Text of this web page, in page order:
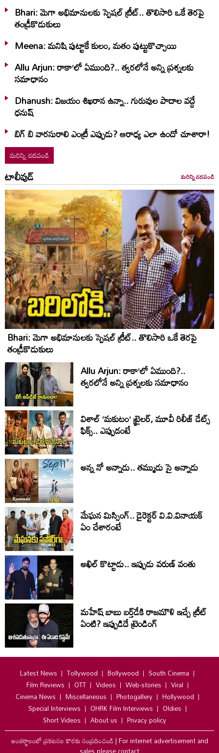
Bhari: మెగా అభిమానులకు స్పెషల్ ట్రీట్.. తొలిసారి ఒకే తెరపై
తండ్రీకొడుకులు
Meena: మనిషి పుట్టాకే కులం, మతం పుట్టుకొచ్చాయి
Allu Arjun: రాకా’లో ఏముంది?.. త్వరలోనే అన్ని ప్రశ్నలకు
సమాధానం
Dhanush: విజయం శిఖరాన ఉన్నా.. గురువుల పాదాల వద్దే
ధనుష్‌
బిగ్ బి వారసురాలి ఎంట్రీ ఎప్పుడు? ఆరాధ్య ఎలా ఉందో చూశారా!
మరిన్ని చదవండి
టాలీవుడ్ మరిన్ని చదవండి
Bhari: మెగా అభిమానులకు స్పెషల్ ట్రీట్.. తొలిసారి ఒకే తెరపై
తండ్రీకొడుకులు
Allu Arjun: రాకా’లో ఏముంది?..
త్వరలోనే అన్ని ప్రశ్నలకు సమాధానం
విశాల్ ‘మకుటం’ ట్రైలర్, మూవీ రిలీజ్ డేట్స్
ఫిక్స్.. ఎప్పుడంటే
అన్న నో అన్నాడు.. తమ్ముడు సై అన్నాడు
మేఘన మిస్సింగ్.. డైరెక్టర్ వి.వి.వినాయక్
ఏం చేశారంటే
అఖిల్ కొట్టాడు.. ఇప్పుడు వరుణ్ వంతు
మహేష్ బాబు బర్త్‌డే‌కి రాజమౌళి ఇచ్చే ట్రీట్
ఏంటి? ఇప్పుడిదే ట్రెండింగ్
Latest News Tollywood Bollywood
South Cinema
Film Reviews
OTT Videos Web-stories
Viral
Cinema News
Miscellaneous Photogallery
Hollywood
Special Interviews
OHRK Film Interviews
Oldies
Short Videos
About us
Privacy policy
అంతర్జాలంలో ప్రకటనల కొరకు సంప్రదించండి|For internet advertisement and